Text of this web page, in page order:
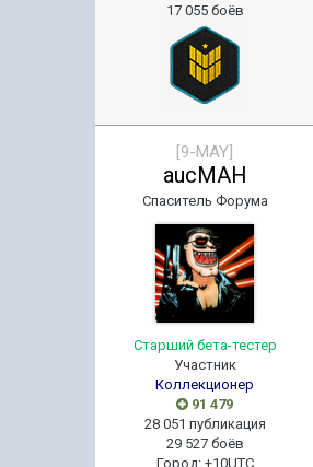
17 055 боёв
[9-MAY]
aucMAH
Спаситель Форума
Старший бета-тестер
Участник
Коллекционер
91 479
28 051 публикация
29 527 боёв
Город: +10UTC